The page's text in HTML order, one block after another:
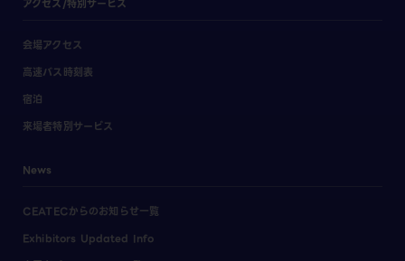
アクセス/特別サービス
会場アクセス
高速バス時刻表
宿泊
来場者特別サービス
News
CEATECからのお知らせ一覧
Exhibitors Updated Info